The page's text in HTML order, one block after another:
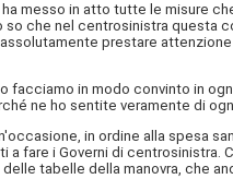
messo in atto tutte le misure
che nel centrosinistra questa
prestare
facciamo in modo convinto in
ne ho sentite veramente di
in ordine alla spesa
a fare i Governi di
tabelle della manovra, che